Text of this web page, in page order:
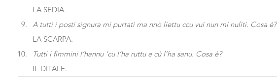
LA SEDIA.
A tutti i posti signura mi purtati ma nnò liettu ccu vui nun mi nuliti. Cosa è?
LA SCARPA.
Tutti i fimmini l’hannu ‘cu l’ha ruttu e cù l’ha sanu. Cosa è?
IL DITALE.